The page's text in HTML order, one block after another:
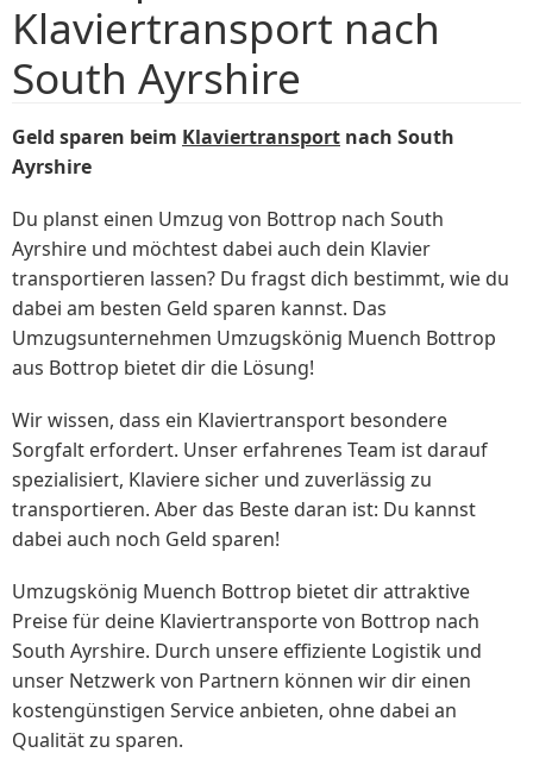
Klaviertransport nach
South Ayrshire
Geld sparen beim Klaviertransport nach South
Ayrshire
Du planst einen Umzug von Bottrop nach South
Ayrshire und möchtest dabei auch dein Klavier
transportieren lassen? Du fragst dich bestimmt, wie du
dabei am besten Geld sparen kannst. Das
Umzugsunternehmen Umzugskönig Muench Bottrop
aus Bottrop bietet dir die Lösung!
Wir wissen, dass ein Klaviertransport besondere
Sorgfalt erfordert. Unser erfahrenes Team ist darauf
spezialisiert, Klaviere sicher und zuverlässig zu
transportieren. Aber das Beste daran ist: Du kannst
dabei auch noch Geld sparen!
Umzugskönig Muench Bottrop bietet dir attraktive
Preise für deine Klaviertransporte von Bottrop nach
South Ayrshire. Durch unsere effiziente Logistik und
unser Netzwerk von Partnern können wir dir einen
kostengünstigen Service anbieten, ohne dabei an
Qualität zu sparen.